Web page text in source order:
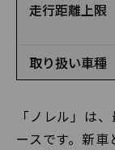
走行距離上限
取り扱い車種
「ノレル」は
ースです。新